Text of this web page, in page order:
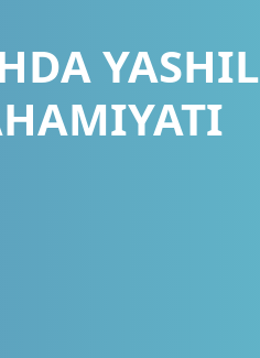
YASHIL